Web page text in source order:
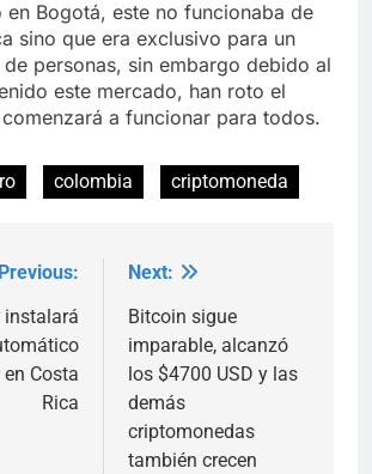
en Bogotá, este no funcionaba de
sino que era exclusivo para un
personas, sin embargo debido al
este mercado, han roto el
a funcionar para todos.
colombia criptomoneda
Previous:
instalará
Costa
Rica
Next:
Bitcoin sigue
imparable, alcanzó
los $4700 USD y las
demás
criptomonedas
también crecen